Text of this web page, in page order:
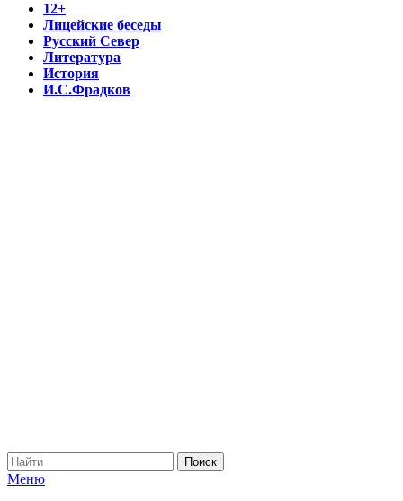
12+
Лицейские беседы
Русский Север
Литература
История
И.С.Фрадков
Меню